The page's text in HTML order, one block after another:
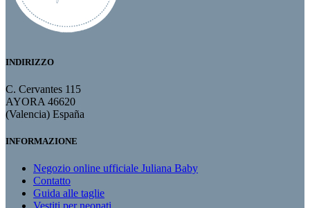
INDIRIZZO
C. Cervantes 115
AYORA 46620
(Valencia) España
INFORMAZIONE
Negozio online ufficiale Juliana Baby
Contatto
Guida alle taglie